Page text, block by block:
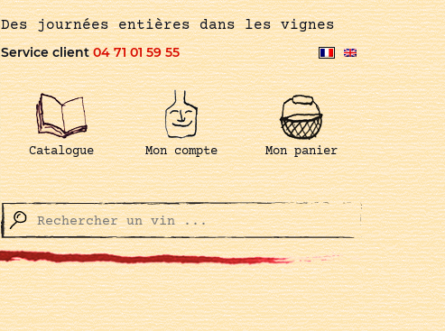
Des journées entières dans les vignes
Service client04 71 01 59 55
Catalogue Mon compte Mon panier